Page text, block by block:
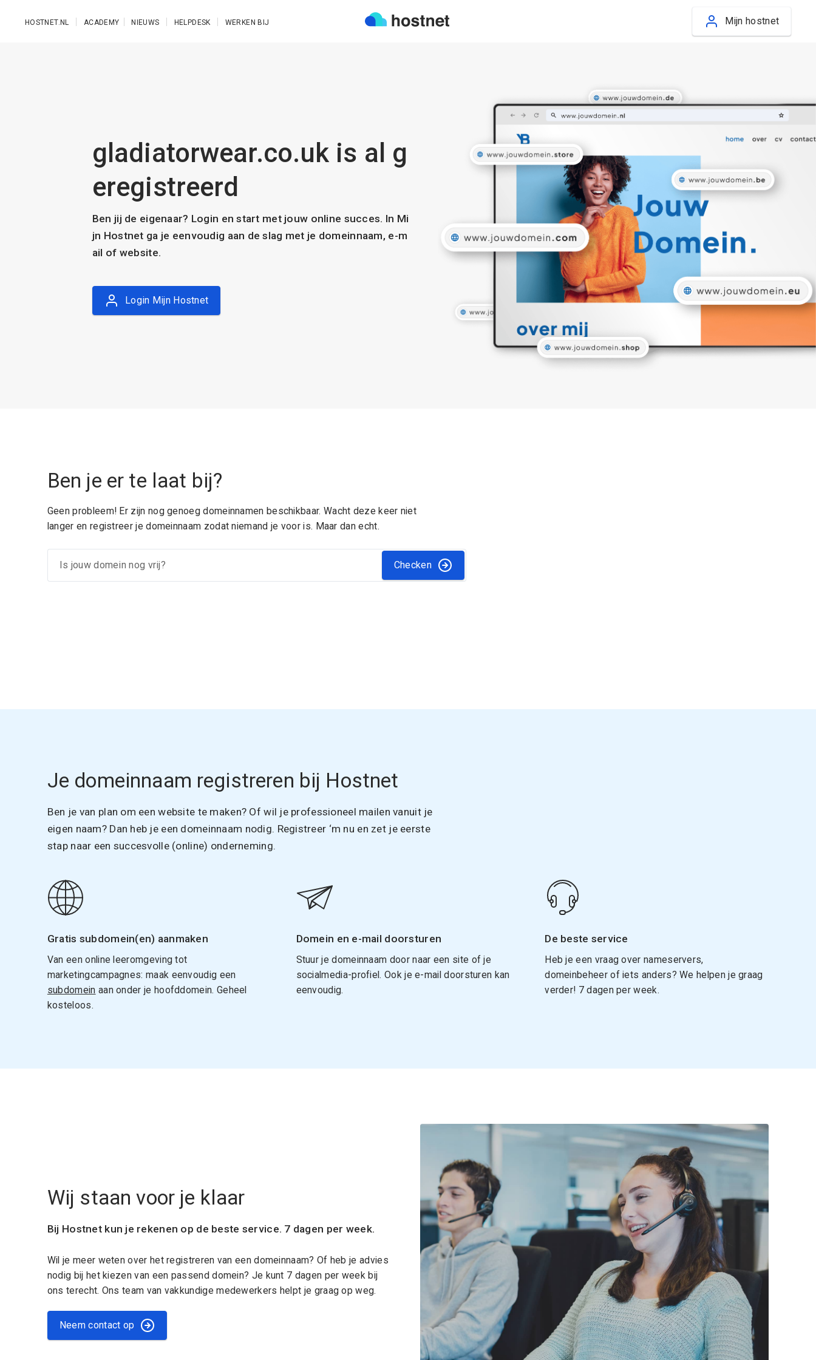
HOSTNET.NL ACADEMY NIEUWS HELPDESK WERKEN BIJ Mijn hostnet
gladiatorwear.co.uk is al g
eregistreerd
Ben jij de eigenaar? Login en start met jouw online succes. In Mi
jn Hostnet ga je eenvoudig aan de slag met je domeinnaam, e-m
ail of website.
Login Mijn Hostnet
Ben je er te laat bij?
Geen probleem! Er zijn nog genoeg domeinnamen beschikbaar. Wacht deze keer niet
langer en registreer je domeinnaam zodat niemand je voor is. Maar dan echt.
Checken
Je domeinnaam registreren bij Hostnet
Ben je van plan om een website te maken? Of wil je professioneel mailen vanuit je
eigen naam? Dan heb je een domeinnaam nodig. Registreer ‘m nu en zet je eerste
stap naar een succesvolle (online) onderneming.
Gratis subdomein(en) aanmaken
Van een online leeromgeving tot
marketingcampagnes: maak eenvoudig een
subdomein aan onder je hoofddomein. Geheel
kosteloos.
Domein en e-mail doorsturen
Stuur je domeinnaam door naar een site of je
socialmedia-profiel. Ook je e-mail doorsturen kan
eenvoudig.
De beste service
Heb je een vraag over nameservers,
domeinbeheer of iets anders? We helpen je graag
verder! 7 dagen per week.
Wij staan voor je klaar
Bij Hostnet kun je rekenen op de beste service. 7 dagen per week.
Wil je meer weten over het registreren van een domeinnaam? Of heb je advies
nodig bij het kiezen van een passend domein? Je kunt 7 dagen per week bij
ons terecht. Ons team van vakkundige medewerkers helpt je graag op weg.
Neem contact op